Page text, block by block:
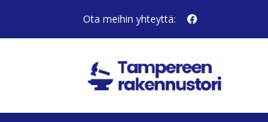
Ota meihin yhteyttä: